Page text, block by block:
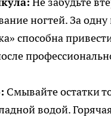
ногтей. За одну
способна
Смывайте остатки
водой.